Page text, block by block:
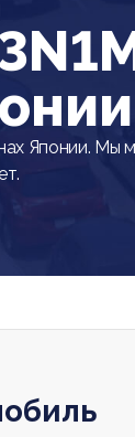
Японии. Мы